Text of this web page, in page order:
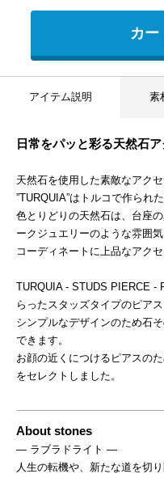
カー
アイテム説明 素
日常をパッと彩る天然石
天然石を使用した素敵なアク
”TURQUIA”はトルコで作られ
色とりどりの天然石は、台座
ークジュエリーのような雰囲気
コーディネートに上品なアク
TURQUIA - STUDS PIERCE -
らったスタッズタイプのピアス
シンプルなデザインのため石
できます。
お顔の近くにつけるピアスの
をセレクトしました。
About stones
― ラブラドライト ―
人生の転機や、新たな道を切